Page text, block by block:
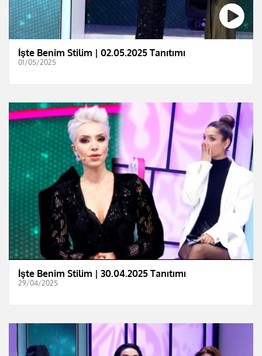
İşte Benim Stilim | 02.05.2025 Tanıtımı
01/05/2025
İşte Benim Stilim | 30.04.2025 Tanıtımı
29/04/2025